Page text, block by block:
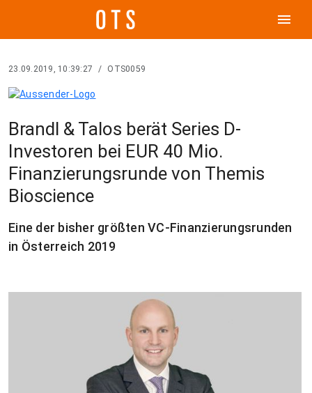
menu
23.09.2019, 10:39:27 / OTS0059
Brandl & Talos berät Series D-
Investoren bei EUR 40 Mio.
Finanzierungsrunde von Themis
Bioscience
Eine der bisher größten VC-Finanzierungsrunden
in Österreich 2019